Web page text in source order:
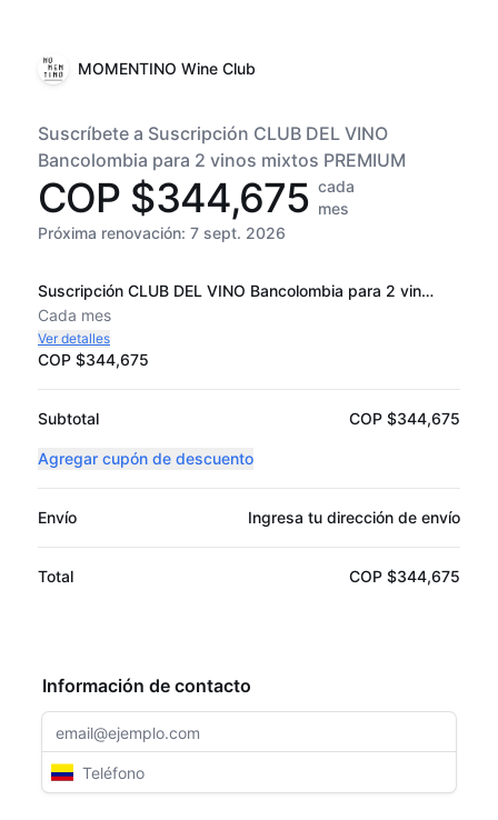
MOMENTINO Wine Club
Suscríbete a Suscripción CLUB DEL VINO
Bancolombia para 2 vinos mixtos PREMIUM
COP $344,675 cada
mes
Próxima renovación: 7 sept. 2026
Suscripción CLUB DEL VINO Bancolombia para 2 vinos mixtos PREMIUM
Cada mes
Ver detalles
COP $344,675
Subtotal COP $344,675
Agregar cupón de descuento
Envío Ingresa tu dirección de envío
Total COP $344,675
Información de contacto